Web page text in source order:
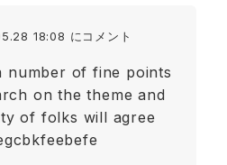
18:08 にコメント
number of fine points
on the theme and
of folks will agree